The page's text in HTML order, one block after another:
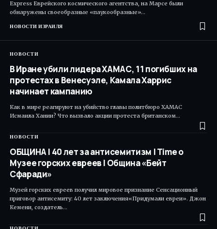
Express Еврейского космического агентства, на Марсе были
обнаружены своеобразные «паукообразные»…
НОВОСТИ ИЗРАИЛЯ
НОВОСТИ
В Иране убили лидера ХАМАС, 11 погибших на
протестах в Венесуэле, Камала Харрис
начинает кампанию
Как в мире реагируют на убийство главы политбюро ХАМАС
Исмаила Хании? Что вызвало акции протеста британском…
НОВОСТИ
ОБЩИНА | 40 лет за антисемитизм | Time o
Музее горских евреев | Община «Бейт
Сфаради»
Музей горских евреев получил мировое признание Сенсационный
приговор антисемиту: 40 лет заключения«Придумали евреи». Джон
Кемени, создатель…